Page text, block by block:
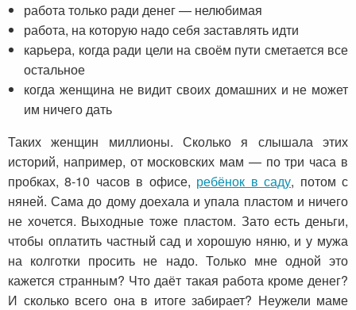
работа только ради денег — нелюбимая
работа, на которую надо себя заставлять идти
карьера, когда ради цели на своём пути сметается все
остальное
когда женщина не видит своих домашних и не может
им ничего дать
Таких женщин миллионы. Сколько я слышала этих
историй, например, от московских мам — по три часа в
пробках, 8-10 часов в офисе, ребёнок в саду, потом с
няней. Сама до дому доехала и упала пластом и ничего
не хочется. Выходные тоже пластом. Зато есть деньги,
чтобы оплатить частный сад и хорошую няню, и у мужа
на колготки просить не надо. Только мне одной это
кажется странным? Что даёт такая работа кроме денег?
И сколько всего она в итоге забирает? Неужели маме